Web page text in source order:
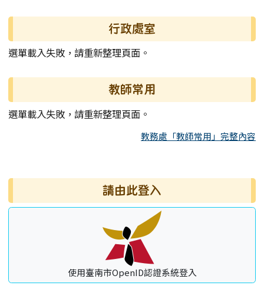
行政處室
選單載入失敗，請重新整理頁面。
教師常用
選單載入失敗，請重新整理頁面。
教務處「教師常用」完整內容
右邊區域內容 請由此登入
使用臺南市OpenID認證系統登入